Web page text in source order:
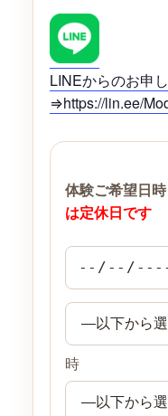
LINEからのお申
⇒https://lin.ee/
体験ご希望日時
は定休日です
時